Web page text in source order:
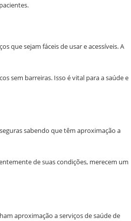
que sejam fáceis de usar e acessíveis. A
sem barreiras. Isso é vital para a saúde e
sabendo que têm aproximação a
de suas condições, merecem um
aproximação a serviços de saúde de